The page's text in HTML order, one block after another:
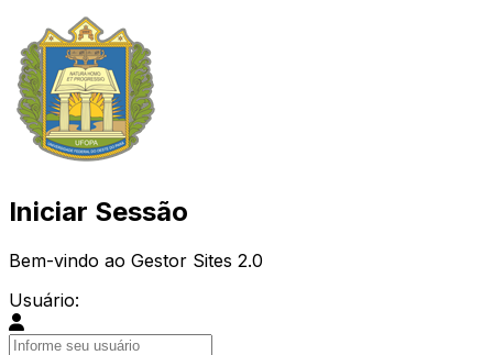
Iniciar Sessão
Bem-vindo ao Gestor Sites 2.0
Usuário: